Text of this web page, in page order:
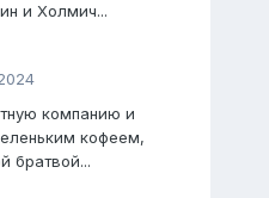
и Холмич...
компанию и
кофеем,
братвой...